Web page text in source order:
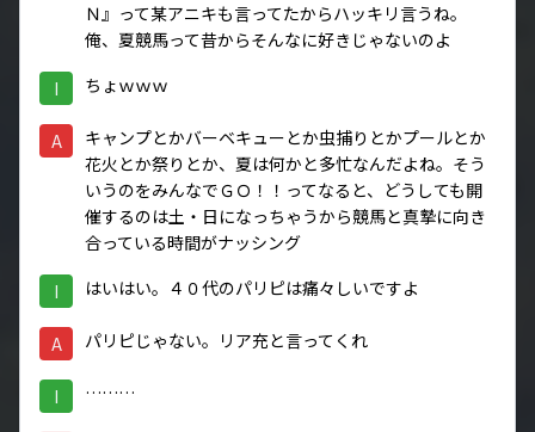
Ｎ』って某アニキも言ってたからハッキリ言うね。
俺、夏競馬って昔からそんなに好きじゃないのよ
I ちょｗｗｗ
A
キャンプとかバーベキューとか虫捕りとかプールとか
花火とか祭りとか、夏は何かと多忙なんだよね。そう
いうのをみんなでＧＯ！！ってなると、どうしても開
催するのは土・日になっちゃうから競馬と真摯に向き
合っている時間がナッシング
I はいはい。４０代のパリピは痛々しいですよ
A パリピじゃない。リア充と言ってくれ
I ………